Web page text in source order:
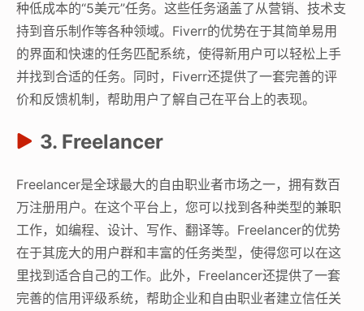
种低成本的“5美元”任务。这些任务涵盖了从营销、技术支
持到音乐制作等各种领域。Fiverr的优势在于其简单易用
的界面和快速的任务匹配系统，使得新用户可以轻松上手
并找到合适的任务。同时，Fiverr还提供了一套完善的评
价和反馈机制，帮助用户了解自己在平台上的表现。
3. Freelancer
Freelancer是全球最大的自由职业者市场之一，拥有数百
万注册用户。在这个平台上，您可以找到各种类型的兼职
工作，如编程、设计、写作、翻译等。Freelancer的优势
在于其庞大的用户群和丰富的任务类型，使得您可以在这
里找到适合自己的工作。此外，Freelancer还提供了一套
完善的信用评级系统，帮助企业和自由职业者建立信任关